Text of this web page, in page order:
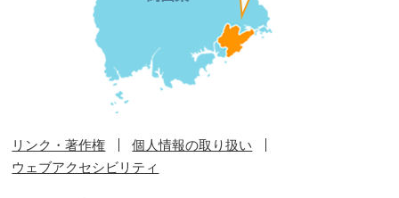
リンク・著作権
個人情報の取り扱い
ウェブアクセシビリティ